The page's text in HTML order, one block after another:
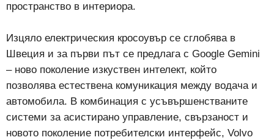
пространство в интериора.
Изцяло електрическия кросоувър се сглобява в
Швеция и за първи път се предлага с Google Gemini
– ново поколение изкуствен интелект, който
позволява естествена комуникация между водача и
автомобила. В комбинация с усъвършенстваните
системи за асистирано управление, свързаност и
новото поколение потребителски интерфейс, Volvo